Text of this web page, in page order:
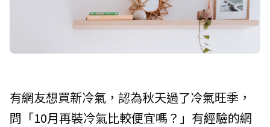
有網友想買新冷氣，認為秋天過了冷氣旺季，
問「10月再裝冷氣比較便宜嗎？」有經驗的網